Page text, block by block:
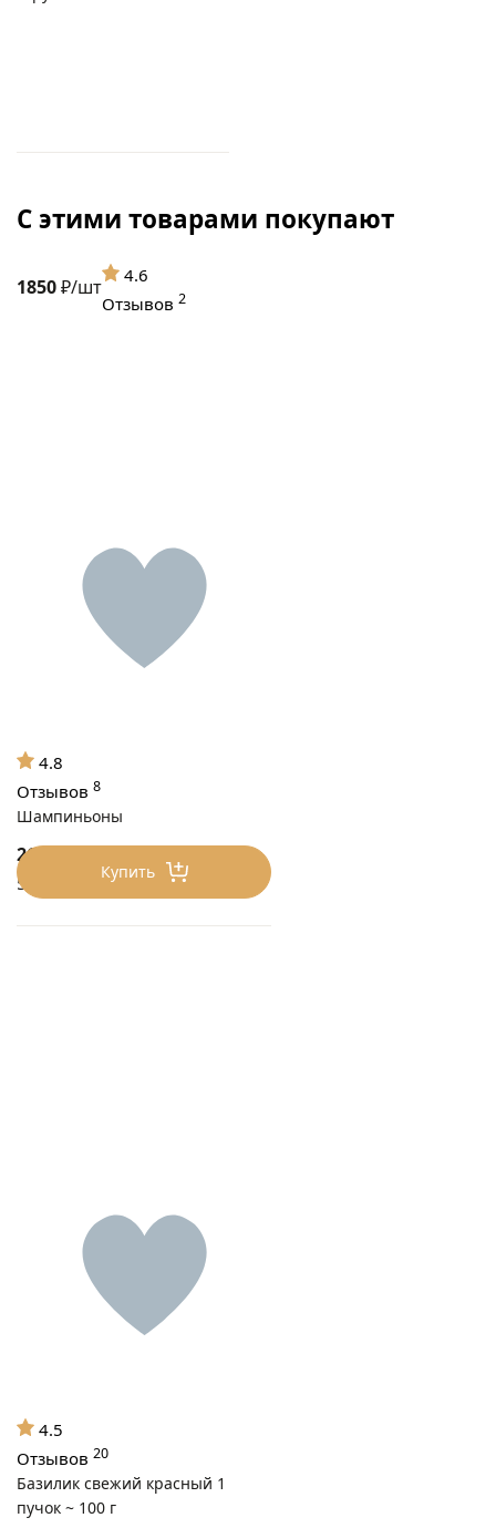
1850₽/шт
4.6
Отзывов 2
С этими товарами покупают
Купить
265
530 ₽/кг
Шампиньоны
4.8
Отзывов 8
Базилик свежий красный 1
пучок ~ 100 г
4.5
Отзывов 20